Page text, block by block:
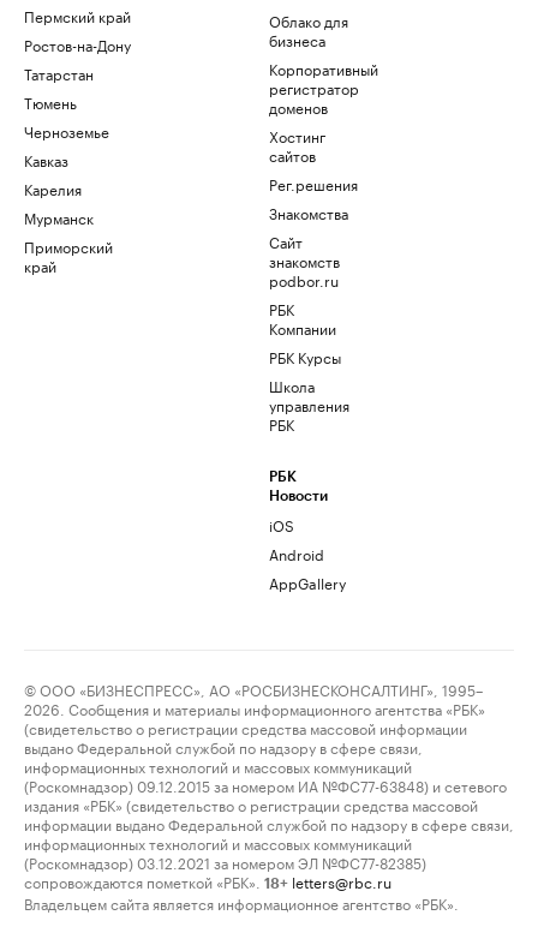
Пермский край
Ростов-на-Дону
Татарстан
Тюмень
Черноземье
Кавказ
Карелия
Мурманск
Приморский
край
Облако для
бизнеса
Корпоративный
регистратор
доменов
Хостинг
сайтов
Рег.решения
Знакомства
Сайт
знакомств
podbor.ru
РБК
Компании
РБК Курсы
Школа
управления
РБК
РБК
Новости
iOS
Android
AppGallery
© ООО «БИЗНЕСПРЕСС», АО «РОСБИЗНЕСКОНСАЛТИНГ», 1995–
2026. Сообщения и материалы информационного агентства «РБК»
(свидетельство о регистрации средства массовой информации
выдано Федеральной службой по надзору в сфере связи,
информационных технологий и массовых коммуникаций
(Роскомнадзор) 09.12.2015 за номером ИА №ФС77-63848) и сетевого
издания «РБК» (свидетельство о регистрации средства массовой
информации выдано Федеральной службой по надзору в сфере связи,
информационных технологий и массовых коммуникаций
(Роскомнадзор) 03.12.2021 за номером ЭЛ №ФС77-82385)
сопровождаются пометкой «РБК».
18+ letters@rbc.ru
Владельцем сайта является информационное агентство «РБК».